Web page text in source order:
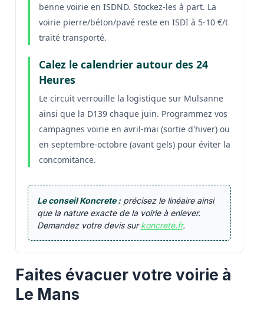
benne voirie en ISDND. Stockez-les à part. La
voirie pierre/béton/pavé reste en ISDI à 5-10 €/t
traité transporté.
Calez le calendrier autour des 24
Heures
Le circuit verrouille la logistique sur Mulsanne
ainsi que la D139 chaque juin. Programmez vos
campagnes voirie en avril-mai (sortie d'hiver) ou
en septembre-octobre (avant gels) pour éviter la
concomitance.
Le conseil Koncrete :précisez le linéaire ainsi
que la nature exacte de la voirie à enlever.
Demandez votre devis surkoncrete.fr.
Faites évacuer votre voirie à
Le Mans